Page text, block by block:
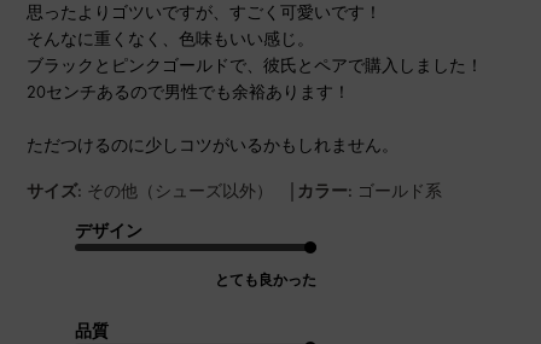
思ったよりゴツいですが、すごく可愛いです！
そんなに重くなく、色味もいい感じ。
ブラックとピンクゴールドで、彼氏とペアで購入しました！
20センチあるので男性でも余裕あります！
ただつけるのに少しコツがいるかもしれません。
サイズ: その他（シューズ以外） | カラー: ゴールド系
デザイン
とても良かった
品質